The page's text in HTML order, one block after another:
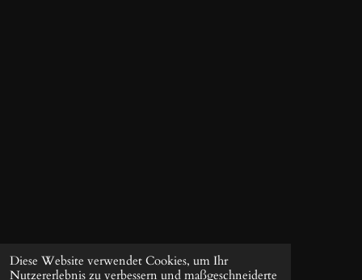
Diese Website verwendet Cookies, um Ihr
Nutzererlebnis zu verbessern und maßgeschneiderte